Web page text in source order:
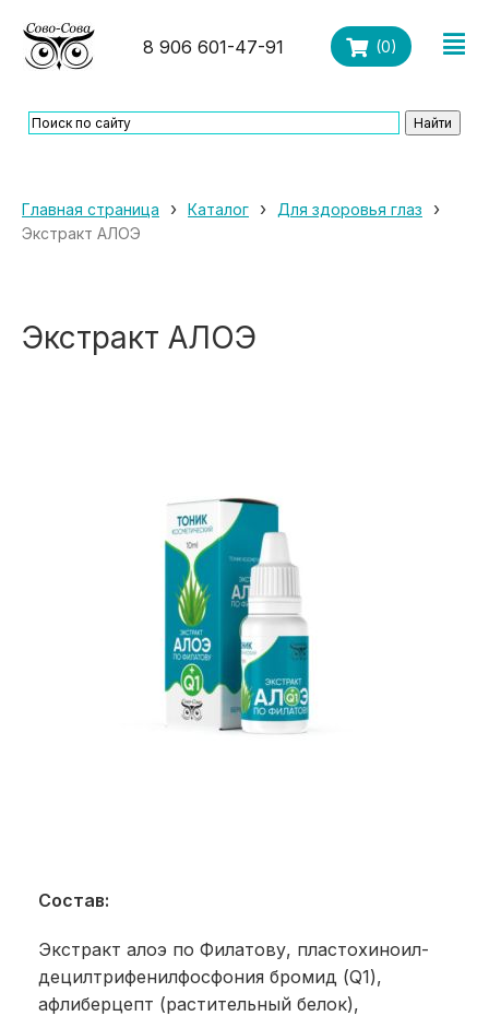
8 906 601-47-91 (0)
Главная страница › Каталог › Для здоровья глаз ›
Экстракт АЛОЭ
Экстракт АЛОЭ
Состав:
Экстракт алоэ по Филатову, пластохиноил-
децилтрифенилфосфония бромид (Q1),
афлиберцепт (растительный белок),